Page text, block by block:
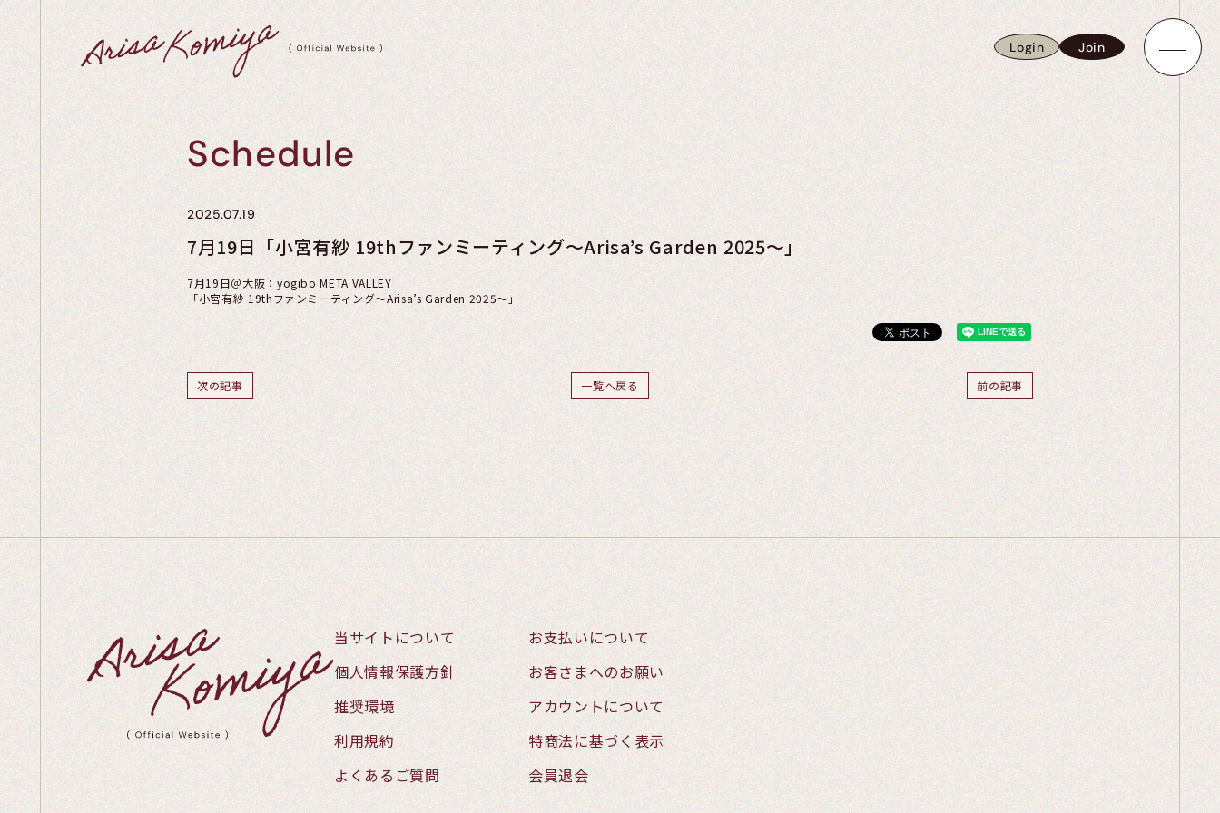
Login
Login
Join
Join
Schedule
2025.07.19
7月19日「小宮有紗 19thファンミーティング～Arisa’s Garden 2025～」
7月19日＠大阪：yogibo META VALLEY
「小宮有紗 19thファンミーティング～Arisa’s Garden 2025～」
次の記事 一覧へ戻る 前の記事
当サイトについて
お支払いについて
個人情報保護方針
お客さまへのお願い
推奨環境
アカウントについて
利用規約
特商法に基づく表示
よくあるご質問
会員退会